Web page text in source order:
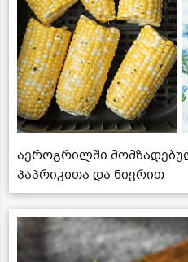
აეროგრილში
პაპრიკითა და ნივრით